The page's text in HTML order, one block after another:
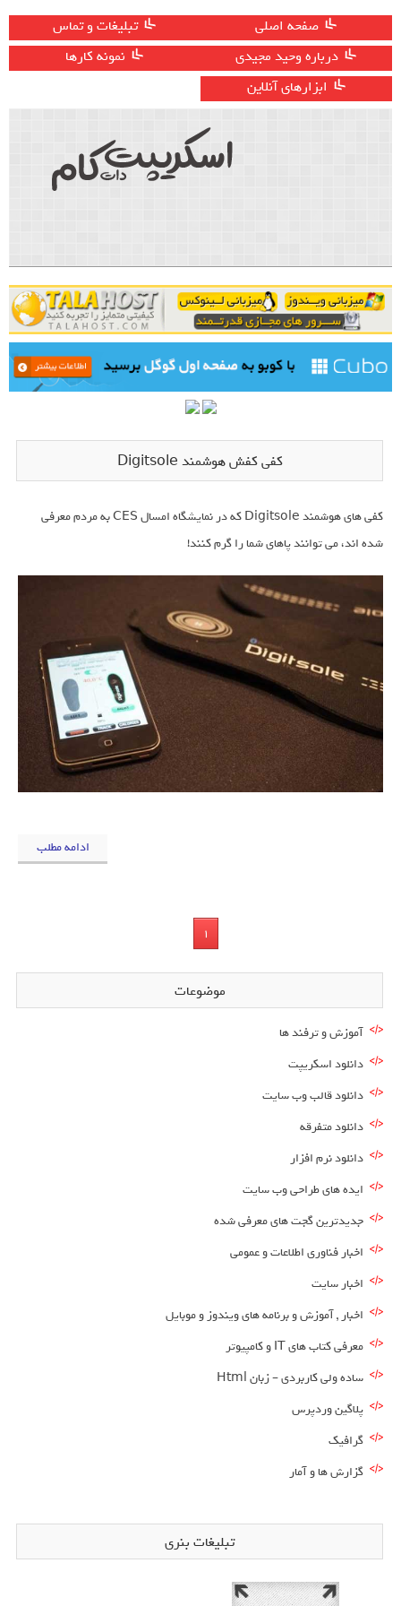
صفحه اصلی
تبلیغات و تماس
درباره وحید مجیدی
نمونه کارها
ابزارهای آنلاین
کفی کفش هوشمند Digitsole
کفی های هوشمند Digitsole که در نمایشگاه امسال CES به مردم معرفی
شده اند، می توانند پاهای شما را گرم کنند!
ادامه مطلب
1
موضوعات
آموزش و ترفند ها
دانلود اسکریپت
دانلود قالب وب سایت
دانلود متفرقه
دانلود نرم افزار
ایده های طراحی وب سایت
جدیدترین گجت های معرفی شده
اخبار فناوری اطلاعات و عمومی
اخبار سایت
اخبار , آموزش و برنامه های ویندوز و موبایل
معرفی کتاب های IT و کامپیوتر
ساده ولی کاربردی – زبان Html
پلاگین وردپرس
گرافیک
گزارش ها و آمار
تبلیغات بنری